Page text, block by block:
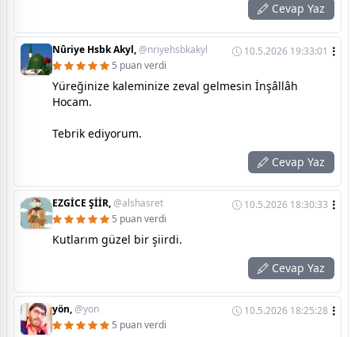
Cevap Yaz
Nûriye Hsbk Akyl,@nriyehsbkakyl
10.5.2026 19:33:01
5 puan verdi
Yüreğinize kaleminize zeval gelmesin İnşâllâh
Hocam.
Tebrik ediyorum.
Cevap Yaz
EZGİCE ŞİİR,@alshasret
10.5.2026 18:30:33
5 puan verdi
Kutlarım güzel bir şiirdi.
Cevap Yaz
yön,@yon
10.5.2026 18:25:28
5 puan verdi